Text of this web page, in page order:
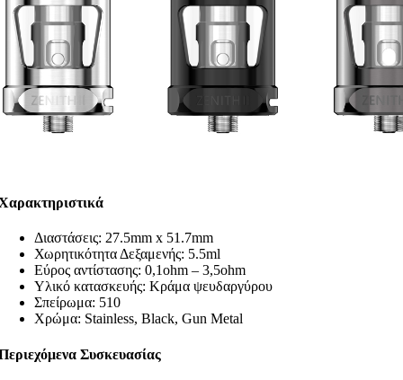
Διαστάσεις: 27.5mm x 51.7mm
Χωρητικότητα Δεξαμενής: 5.5ml
Εύρος αντίστασης: 0,1ohm – 3,5ohm
Υλικό κατασκευής: Κράμα ψευδαργύρου
Σπείρωμα: 510
Χρώμα: Stainless, Black, Gun Metal
Συσκευασίας